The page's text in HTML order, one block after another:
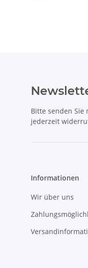
Bitte senden
jederzeit
Informationen
Wir über uns